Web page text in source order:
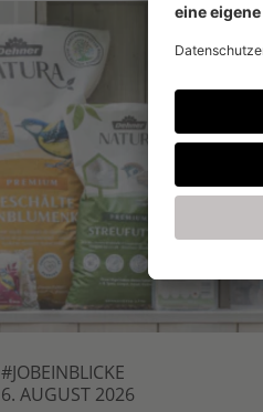
#JOBEINBLICKE
6. AUGUST 2026